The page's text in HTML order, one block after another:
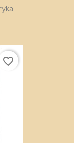
favorite_border